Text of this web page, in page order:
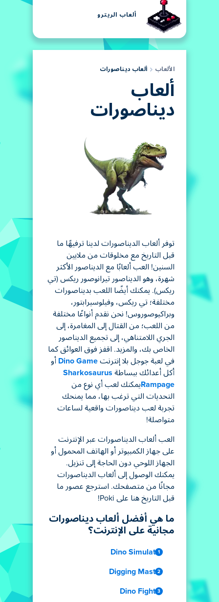
ألعاب الريترو
الألعاب ألعاب ديناصورات
ألعاب
ديناصورات
توفر ألعاب الديناصورات لدينا ترفيهًا ما
قبل التاريخ مع مخلوقات من ملايين
السنين! العب ألعابًا مع الديناصور الأكثر
شهرة، وهو الديناصور تيرانوصور ريكس (تي
ريكس). يمكنك أيضًا اللعب بديناصورات
مختلفة؛ تي ريكس، وفيلوسيرابتور،
وبراكيوصوروس! نحن نقدم أنواعًا مختلفة
من اللعب؛ من القتال إلى المغامرة، إلى
الجري اللامتناهي، إلى تجميع الديناصور
الخاص بك، والمزيد. اقفز فوق العوائق كما
في لعبة جوجل بلا إنترنت Dino Game أو
أكل أعدائك ببساطة Sharkosaurus
Rampage يمكنك لعب أي نوع من
التحديات التي ترغب بها، مما يمنحك
تجربة لعب ديناصورات واقعية لساعات
متواصلة!
العب ألعاب الديناصورات عبر الإنترنت
على جهاز الكمبيوتر أو الهاتف المحمول أو
الجهاز اللوحي دون الحاجة إلى تنزيل.
يمكنك الوصول إلى ألعاب الديناصورات
مجانًا من متصفحك. استرجع عصور ما
قبل التاريخ هنا على Poki!
ما هي أفضل ألعاب ديناصورات
مجانية على الإنترنت؟
Dino Simulator
Digging Master
Dino Fighter